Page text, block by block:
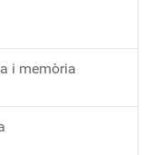
i memòria